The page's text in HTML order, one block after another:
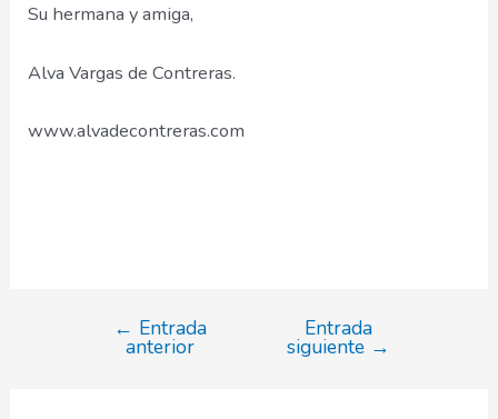
Su hermana y amiga,
Alva Vargas de Contreras.
www.alvadecontreras.com
Navegación
← Entrada
anterior
Entrada
siguiente →